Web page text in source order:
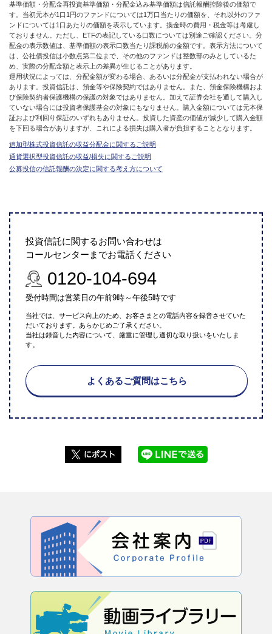
基準価額・分配金再投資基準価額・分配金込み基準価額は信託報酬控除後の価額で
す。当初元本が1口1円のファンドについては1万口当たりの価額を、それ以外のファ
ンドについては1口あたりの価額を表示しています。換金時の費用・税金等は考慮し
ておりません。ただし、ETFの表記している口数については別途ご確認ください。分
配金の表示数値は、基準価額の表示口数当たり課税前の金額です。表示方法について
は、公社債投信は小数点第二位まで、その他のファンドは整数部のみとしているた
め、実際の分配金額と表示上の差異が生じることがあります。
運用状況によっては、分配金額が変わる場合、あるいは分配金が支払われない場合が
あります。投資信託は、預金等や保険契約ではありません。また、預金保険機構およ
び保険契約者保護機構の保護の対象ではありません。加えて証券会社を通して購入し
ていない場合には投資者保護基金の対象にもなりません。購入金額については元本保
証および利回り保証のいずれもありません。投資した資産の価値が減少して購入金額
を下回る場合がありますが、これによる損失は購入者が負担することとなります。
追加型株式投資信託の収益分配金に関するご説明
通貨選択型投資信託の収益/損失に関するご説明
公募投信の信託報酬の決定に関する考え方について
投資信託に関するお問い合わせは
コールセンターまでお電話ください
0120-104-694
受付時間は営業日の午前9時～午後5時です
当社では、サービス向上のため、お客さまとの電話内容を録音させていた
だいております。あらかじめご了承ください。
当社は録音した内容について、厳重に管理し適切な取り扱いをいたしま
す。
よくあるご質問はこちら